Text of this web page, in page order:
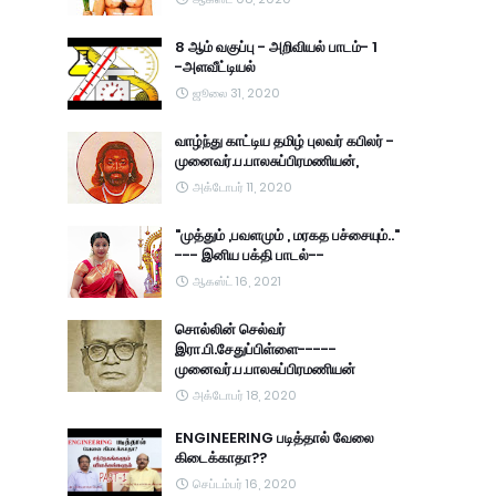
8 ஆம் வகுப்பு - அறிவியல் பாடம்- 1
-அளவீட்டியல்
ஜூலை 31, 2020
வாழ்ந்து காட்டிய தமிழ் புலவர் கபிலர் -
முனைவர்.ப.பாலசுப்பிரமணியன்,
அக்டோபர் 11, 2020
"முத்தும் ,பவளமும் , மரகத பச்சையும்.."
--- இனிய பக்தி பாடல்--
ஆகஸ்ட் 16, 2021
சொல்லின் செல்வர்
இரா.பி.சேதுப்பிள்ளை-----
முனைவர்.ப.பாலசுப்பிரமணியன்
அக்டோபர் 18, 2020
ENGINEERING படித்தால் வேலை
கிடைக்காதா??
செப்டம்பர் 16, 2020